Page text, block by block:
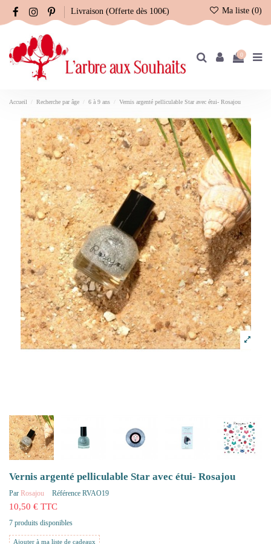
Livraison (Offerte dès 100€) Ma liste (0)
0
Accueil Recherche par âge 6 à 9 ans Vernis argenté pelliculable Star avec étui- Rosajou
Vernis argenté pelliculable Star avec étui- Rosajou
Par Rosajou Référence RVAO19
10,50 € TTC
7 produits disponibles
Ajouter à ma liste de cadeaux